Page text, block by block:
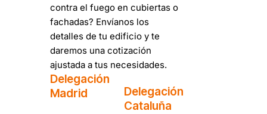
contra el fuego en cubiertas o
fachadas? Envíanos los
detalles de tu edificio y te
daremos una cotización
ajustada a tus necesidades.
Delegación
Madrid
Delegación
Cataluña